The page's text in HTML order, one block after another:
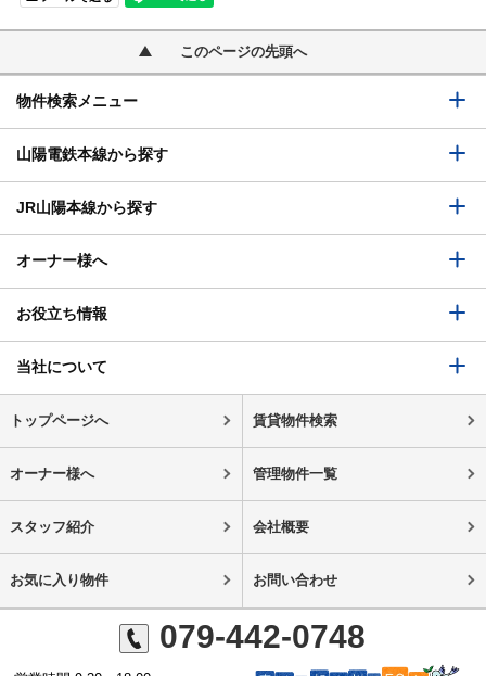
このページの先頭へ
物件検索メニュー
山陽電鉄本線から探す
JR山陽本線から探す
オーナー様へ
お役立ち情報
当社について
トップページへ 賃貸物件検索
オーナー様へ 管理物件一覧
スタッフ紹介 会社概要
お気に入り物件 お問い合わせ
079-442-0748